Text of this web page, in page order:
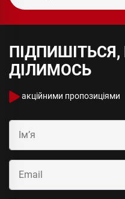
ДІЛИМОСЬ
акційними пропозиціями